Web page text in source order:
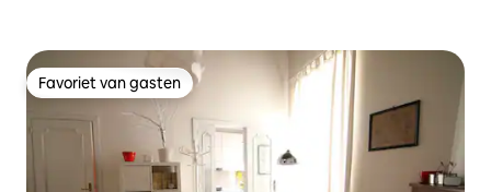
Favoriet van gasten
Favoriet van gasten